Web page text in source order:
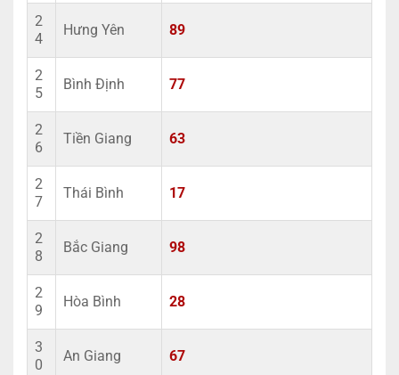
2
4
Hưng Yên 89
2
5
Bình Định 77
2
6
Tiền Giang 63
2
7
Thái Bình 17
2
8
Bắc Giang 98
2
9
Hòa Bình 28
3
0
An Giang 67